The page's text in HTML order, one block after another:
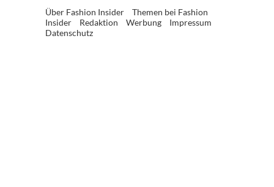
Über Fashion Insider
Themen bei Fashion
Insider
Redaktion Werbung
Impressum
Datenschutz